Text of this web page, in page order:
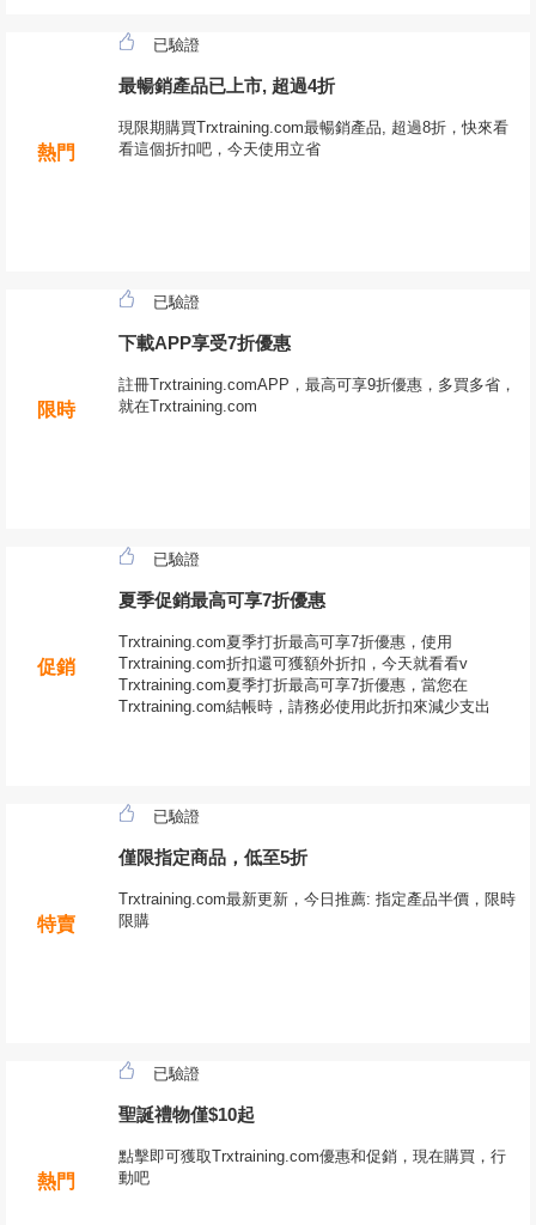
熱門
已驗證
最暢銷產品已上市, 超過4折
現限期購買Trxtraining.com最暢銷產品, 超過8折，快來看
看這個折扣吧，今天使用立省
限時
已驗證
下載APP享受7折優惠
註冊Trxtraining.comAPP，最高可享9折優惠，多買多省，
就在Trxtraining.com
促銷
已驗證
夏季促銷最高可享7折優惠
Trxtraining.com夏季打折最高可享7折優惠，使用
Trxtraining.com折扣還可獲額外折扣，今天就看看v
Trxtraining.com夏季打折最高可享7折優惠，當您在
Trxtraining.com結帳時，請務必使用此折扣來減少支出
特賣
已驗證
僅限指定商品，低至5折
Trxtraining.com最新更新，今日推薦: 指定產品半價，限時
限購
熱門
已驗證
聖誕禮物僅$10起
點擊即可獲取Trxtraining.com優惠和促銷，現在購買，行
動吧